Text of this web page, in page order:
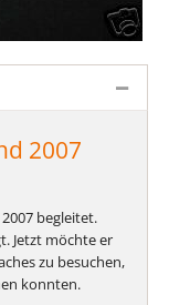
2007
begleitet.
Jetzt möchte er
zu besuchen,
konnten.